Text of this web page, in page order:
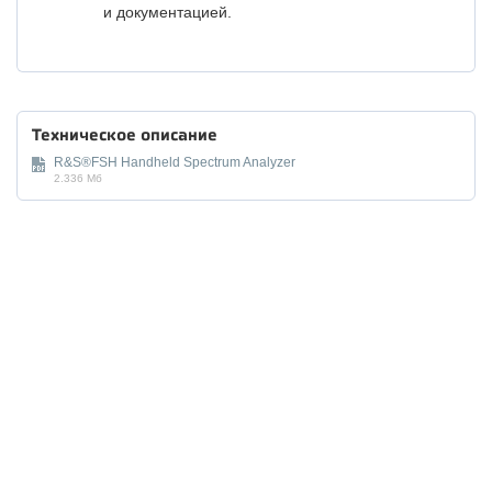
и документацией.
Техническое описание
R&S®FSH Handheld Spectrum Analyzer
2.336 Мб